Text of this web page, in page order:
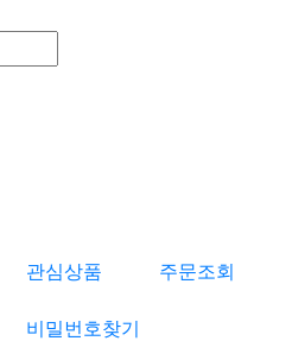
관심상품
주문조회
비밀번호찾기